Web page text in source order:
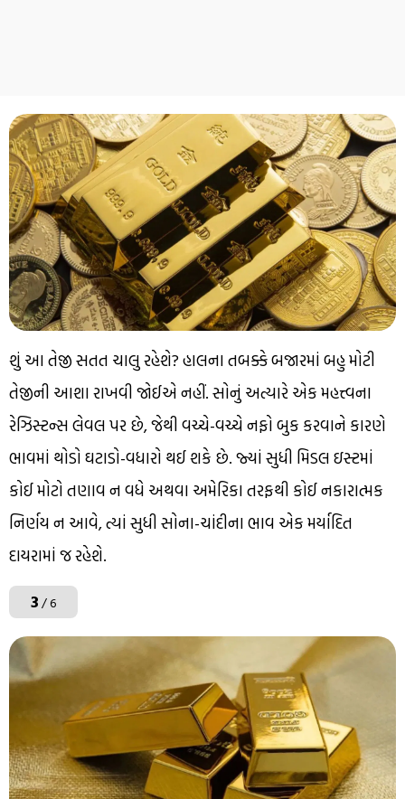
શું આ તેજી સતત ચાલુ રહેશે? હાલના તબક્કે બજારમાં બહુ મોટી
તેજીની આશા રાખવી જોઈએ નહીં. સોનું અત્યારે એક મહત્ત્વના
રેઝિસ્ટન્સ લેવલ પર છે, જેથી વચ્ચે-વચ્ચે નફો બુક કરવાને કારણે
ભાવમાં થોડો ઘટાડો-વધારો થઈ શકે છે. જ્યાં સુધી મિડલ ઇસ્ટમાં
કોઈ મોટો તણાવ ન વધે અથવા અમેરિકા તરફથી કોઈ નકારાત્મક
નિર્ણય ન આવે, ત્યાં સુધી સોના-ચાંદીના ભાવ એક મર્યાદિત
દાયરામાં જ રહેશે.
3/ 6